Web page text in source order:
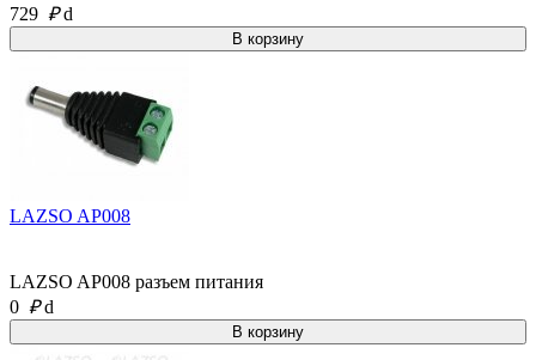
729 ₽ d
LAZSO AP008
LAZSO AP008 разъем питания
0 ₽ d